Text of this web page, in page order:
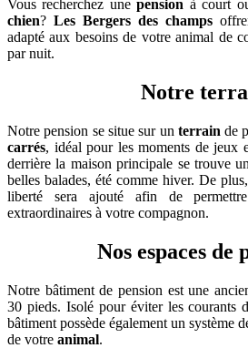
Vous recherchez unepension à court
chien? Les Bergers des champs
adapté aux besoins de votre animal de
par nuit.
Notre
Notre pension se situe sur un terrain de
carrés, idéal pour les moments de jeux
derrière la maison principale se trouve
belles balades, été comme hiver. De
liberté sera ajouté afin de
extraordinaires à votre compagnon.
Nos espaces de
Notre bâtiment de pension est une
30 pieds. Isolé pour éviter les courants
bâtiment possède également un système
de votre animal.